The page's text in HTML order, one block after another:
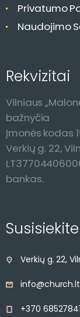
Privatumo
Naudojimo
Rekvizitai
Vilniaus
bažnyčia
Įmonės kodas
Verkių g. 22,
bankas.
Susisiekite
Verkių g. 22,
info@church.lt
+370 68527841